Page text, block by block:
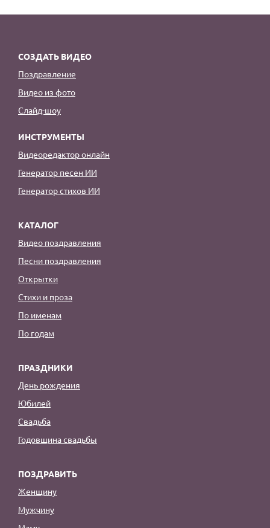
СОЗДАТЬ ВИДЕО
Поздравление
Видео из фото
Слайд-шоу
ИНСТРУМЕНТЫ
Видеоредактор онлайн
Генератор песен ИИ
Генератор стихов ИИ
КАТАЛОГ
Видео поздравления
Песни поздравления
Открытки
Стихи и проза
По именам
По годам
ПРАЗДНИКИ
День рождения
Юбилей
Свадьба
Годовщина свадьбы
ПОЗДРАВИТЬ
Женщину
Мужчину